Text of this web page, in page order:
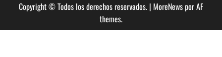
Copyright © Todos los derechos reservados. | MoreNewspor AF
themes.